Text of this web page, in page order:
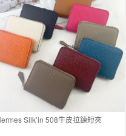
Silk’in 508牛皮拉鍊短夾